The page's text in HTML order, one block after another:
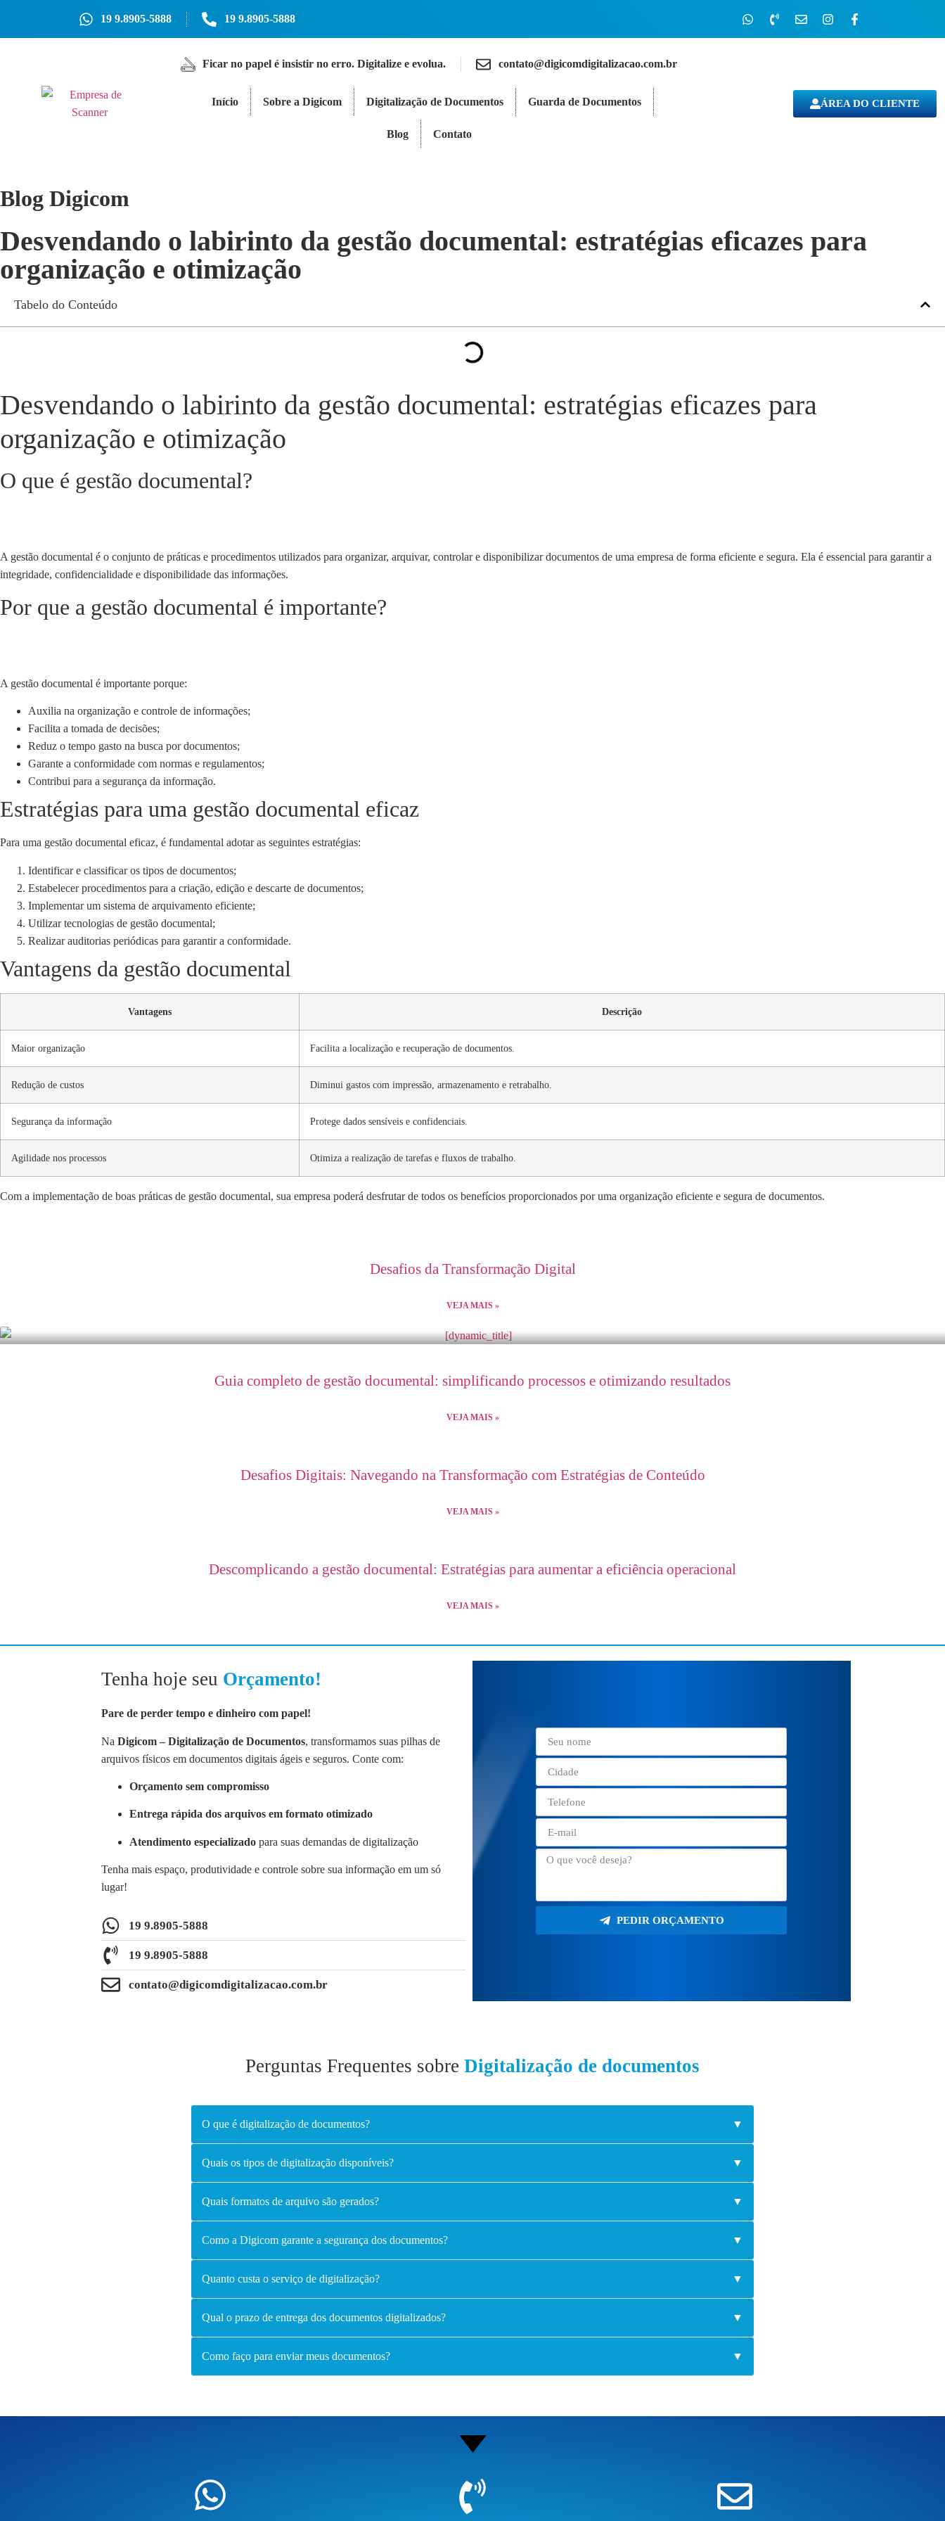
19 9.8905-5888 19 9.8905-5888
Ficar no papel é insistir no erro. Digitalize e evolua. contato@digicomdigitalizacao.com.br
Início Sobre a Digicom Digitalização de Documentos Guarda de Documentos
Blog Contato
ÁREA DO CLIENTE
Blog Digicom
Desvendando o labirinto da gestão documental: estratégias eficazes para
organização e otimização
Tabelo do Conteúdo
Desvendando o labirinto da gestão documental: estratégias eficazes para
organização e otimização
O que é gestão documental?
A gestão documental é o conjunto de práticas e procedimentos utilizados para organizar, arquivar, controlar e disponibilizar documentos de uma empresa de forma eficiente e segura. Ela é essencial para garantir a
integridade, confidencialidade e disponibilidade das informações.
Por que a gestão documental é importante?
A gestão documental é importante porque:
Auxilia na organização e controle de informações;
Facilita a tomada de decisões;
Reduz o tempo gasto na busca por documentos;
Garante a conformidade com normas e regulamentos;
Contribui para a segurança da informação.
Estratégias para uma gestão documental eficaz
Para uma gestão documental eficaz, é fundamental adotar as seguintes estratégias:
Identificar e classificar os tipos de documentos;
Estabelecer procedimentos para a criação, edição e descarte de documentos;
Implementar um sistema de arquivamento eficiente;
Utilizar tecnologias de gestão documental;
Realizar auditorias periódicas para garantir a conformidade.
Vantagens da gestão documental
Vantagens Descrição
Maior organização Facilita a localização e recuperação de documentos.
Redução de custos Diminui gastos com impressão, armazenamento e retrabalho.
Segurança da informação Protege dados sensíveis e confidenciais.
Agilidade nos processos Otimiza a realização de tarefas e fluxos de trabalho.
Com a implementação de boas práticas de gestão documental, sua empresa poderá desfrutar de todos os benefícios proporcionados por uma organização eficiente e segura de documentos.
Desafios da Transformação Digital
VEJA MAIS »
Guia completo de gestão documental: simplificando processos e otimizando resultados
VEJA MAIS »
Desafios Digitais: Navegando na Transformação com Estratégias de Conteúdo
VEJA MAIS »
Descomplicando a gestão documental: Estratégias para aumentar a eficiência operacional
VEJA MAIS »
Tenha hoje seu Orçamento!
Pare de perder tempo e dinheiro com papel!
NaDigicom – Digitalização de Documentos, transformamos suas pilhas de
arquivos físicos em documentos digitais ágeis e seguros. Conte com:
Orçamento sem compromisso
Entrega rápida dos arquivos em formato otimizado
Atendimento especializado para suas demandas de digitalização
Tenha mais espaço, produtividade e controle sobre sua informação em um só
lugar!
19 9.8905-5888
19 9.8905-5888
contato@digicomdigitalizacao.com.br
PEDIR ORÇAMENTO
Perguntas Frequentes sobre Digitalização de documentos
O que é digitalização de documentos? ▼
Quais os tipos de digitalização disponíveis? ▼
Quais formatos de arquivo são gerados? ▼
Como a Digicom garante a segurança dos documentos? ▼
Quanto custa o serviço de digitalização? ▼
Qual o prazo de entrega dos documentos digitalizados? ▼
Como faço para enviar meus documentos? ▼